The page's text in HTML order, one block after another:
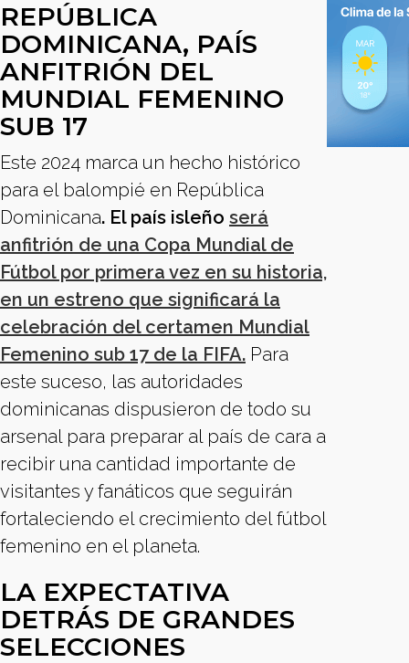
REPÚBLICA
DOMINICANA, PAÍS
ANFITRIÓN DEL
MUNDIAL FEMENINO
SUB 17
Este 2024 marca un hecho histórico
para el balompié en República
Dominicana. El país isleño será
anfitrión de una Copa Mundial de
Fútbol por primera vez en su historia,
en un estreno que significará la
celebración del certamen Mundial
Femenino sub 17 de la FIFA. Para
este suceso, las autoridades
dominicanas dispusieron de todo su
arsenal para preparar al país de cara a
recibir una cantidad importante de
visitantes y fanáticos que seguirán
fortaleciendo el crecimiento del fútbol
femenino en el planeta.
LA EXPECTATIVA
DETRÁS DE GRANDES
SELECCIONES